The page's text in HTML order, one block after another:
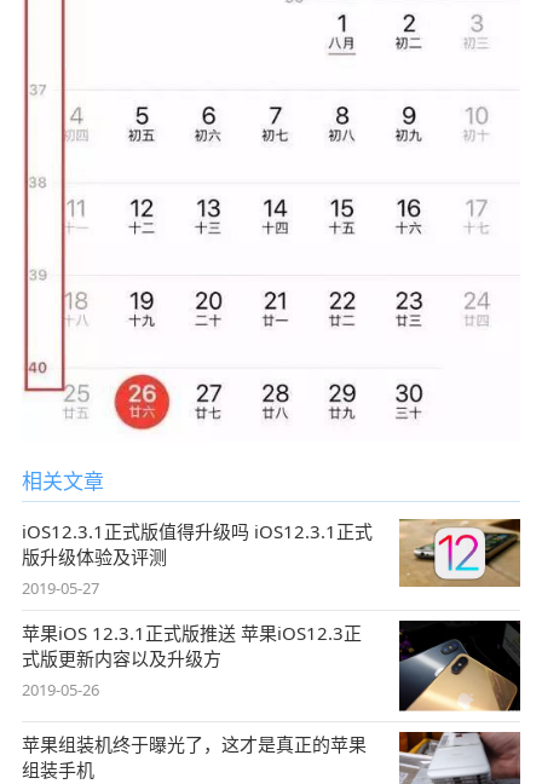
相关文章
iOS12.3.1正式版值得升级吗 iOS12.3.1正式
版升级体验及评测
2019-05-27
苹果iOS 12.3.1正式版推送 苹果iOS12.3正
式版更新内容以及升级方
2019-05-26
苹果组装机终于曝光了，这才是真正的苹果
组装手机